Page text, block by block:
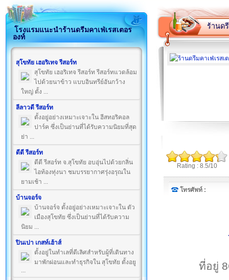
โรงแรมแนะนำร้านดรีมคาเฟ่เรสเตอร
องท์
สุโขทัย เฮอริเทจ รีสอร์ท
สุโขทัย เฮอริเทจ รีสอร์ท รีสอร์ทแวดล้อม
ไปด้วยนาข้าว แบบอินทรีย์อันกว้าง
ใหญ่ ตั้ง ...
ลีลาวดี รีสอร์ท
ตั้งอยู่อย่างเหมาะเจาะใน ฮีสทอริคอล
ปาร์ค ซึ่งเป็นย่านที่ได้รับความนิยมที่สุด
ย่า ...
ดีดี รีสอร์ท
ดีดี รีสอร์ท จ.สุโขทัย อบอุ่นไปด้วยกลิ่น
ไอท้องทุ่งนา ชมบรรยากาศรุ่งอรุณใน
ยามเช้า ...
บ้านจอร์จ
บ้านจอร์จ ตั้งอยู่อย่างเหมาะเจาะใน ตัว
เมืองสุโขทัย ซึ่งเป็นย่านที่ได้รับความ
นิยม ...
ปินเปา เกสท์เฮ้าส์
ตั้งอยู่ในทำเลที่ดีเลิศสำหรับผู้ที่เดินทาง
มาพักผ่อนและทำธุรกิจใน สุโขทัย ตั้งอยู
...
ร้านด
Rating : 8.5/10
โทรศัพท์ :
ที่อยู่